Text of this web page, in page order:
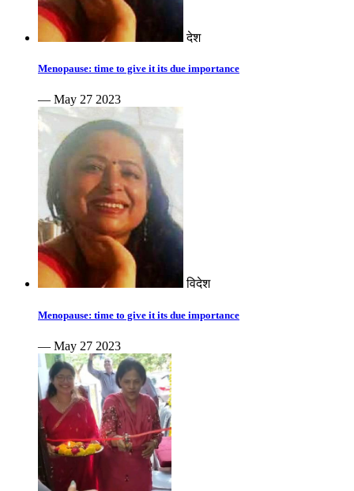
देश
Menopause: time to give it its due importance
— May 27 2023
विदेश
Menopause: time to give it its due importance
— May 27 2023